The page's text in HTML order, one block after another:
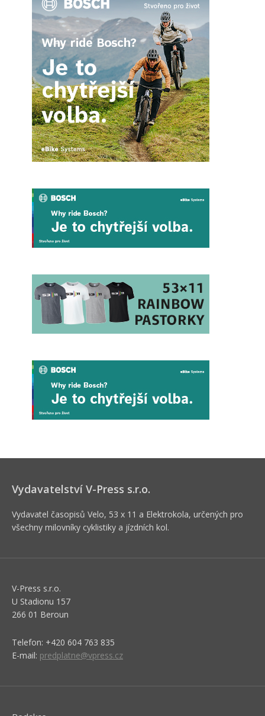
Vydavatelství V-Press s.r.o.
Vydavatel časopisů Velo, 53 x 11 a Elektrokola, určených pro
všechny milovníky cyklistiky a jízdních kol.
V-Press s.r.o.
U Stadionu 157
266 01 Beroun
Telefon: +420 604 763 835
E-mail: predplatne@vpress.cz